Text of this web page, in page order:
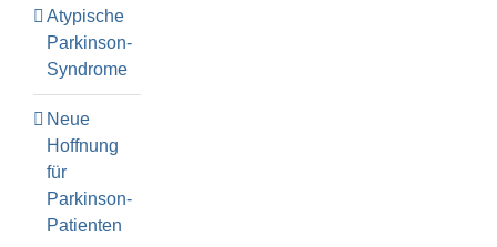
Atypische
Parkinson-
Syndrome
Neue
Hoffnung
für
Parkinson-
Patienten